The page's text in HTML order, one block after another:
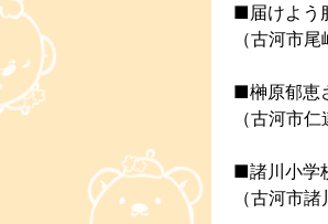
■届けよう
（古河市
■榊原郁恵
（古河市
■諸川小学
（古河市